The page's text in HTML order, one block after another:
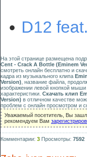
D12
На этой странице размещена
Cent - Crack A Bottle (Eminem
смотреть онлайн бесплатно и
кадра из музыкального клипа
Version) , название файла,
изображении левой кнопкой
характеристики. Скачать клип
Version) в отличном качестве
проблем с онлайн просмотром и
Уважаемый посетитель, Вы
рекомендуем Вам
Комментарии: 3 Просмотры: 7592